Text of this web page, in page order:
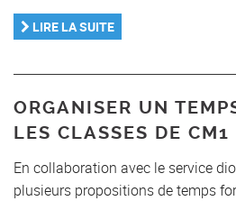
LIRE LA SUITE
ORGANISER UN
LES CLASSES DE CM1
En collaboration avec le service
plusieurs propositions de temps